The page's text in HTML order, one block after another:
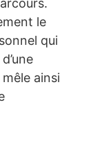
le
qui
ainsi